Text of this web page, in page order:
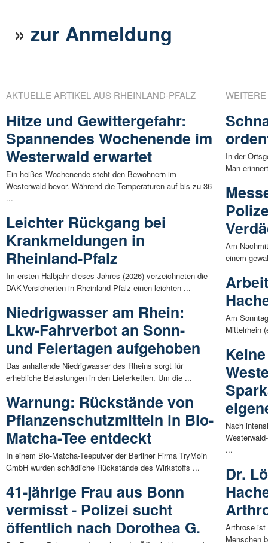
»zur Anmeldung
AKTUELLE ARTIKEL AUS RHEINLAND-PFALZ
Hitze und Gewittergefahr:
Spannendes Wochenende im
Westerwald erwartet
Ein heißes Wochenende steht den Bewohnern im
Westerwald bevor. Während die Temperaturen auf bis zu 36
...
Leichter Rückgang bei
Krankmeldungen in
Rheinland-Pfalz
Im ersten Halbjahr dieses Jahres (2026) verzeichneten die
DAK-Versicherten in Rheinland-Pfalz einen leichten ...
Niedrigwasser am Rhein:
Lkw-Fahrverbot an Sonn-
und Feiertagen aufgehoben
Das anhaltende Niedrigwasser des Rheins sorgt für
erhebliche Belastungen in den Lieferketten. Um die ...
Warnung: Rückstände von
Pflanzenschutzmitteln in Bio-
Matcha-Tee entdeckt
In einem Bio-Matcha-Teepulver der Berliner Firma TryMoin
GmbH wurden schädliche Rückstände des Wirkstoffs ...
41-jährige Frau aus Bonn
vermisst - Polizei sucht
öffentlich nach Dorothea G.
In der
Man
Am
einem
Am
Mittelrhein
Nach
...
Dr.
Arthrose
Menschen